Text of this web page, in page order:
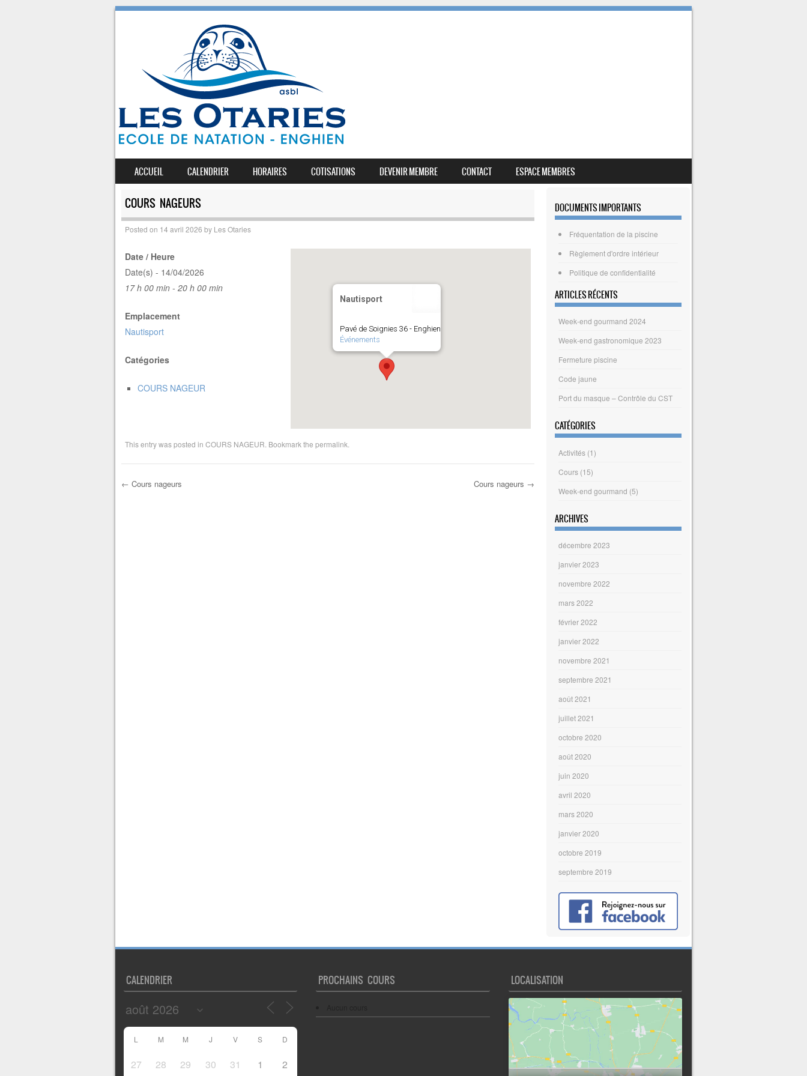
MENU
SKIP TO CONTENT
ACCUEIL CALENDRIER HORAIRES COTISATIONS DEVENIR MEMBRE CONTACT ESPACE MEMBRES
COURS NAGEURS
Posted on 14 avril 2026 by Les Otaries
Nautisport
Pavé de Soignies 36 - Enghien
Événements
Date / Heure
Date(s) - 14/04/2026
17 h 00 min - 20 h 00 min
Emplacement
Nautisport
Catégories
COURS NAGEUR
This entry was posted in COURS NAGEUR . Bookmark the permalink
← Cours nageurs Cours nageurs →
DOCUMENTS IMPORTANTS
Fréquentation de la piscine
Règlement d'ordre intérieur
Politique de confidentialité
ARTICLES RÉCENTS
Week-end gourmand 2024
Week-end gastronomique 2023
Fermeture piscine
Code jaune
Port du masque – Contrôle du CST
CATÉGORIES
Activités (1)
Cours (15)
Week-end gourmand (5)
ARCHIVES
décembre 2023
janvier 2023
novembre 2022
mars 2022
février 2022
janvier 2022
novembre 2021
septembre 2021
août 2021
juillet 2021
octobre 2020
août 2020
juin 2020
avril 2020
mars 2020
janvier 2020
octobre 2019
septembre 2019
CALENDRIER
L M M J V S D
27 28 29 30 31 1 2
PROCHAINS COURS LOCALISATION